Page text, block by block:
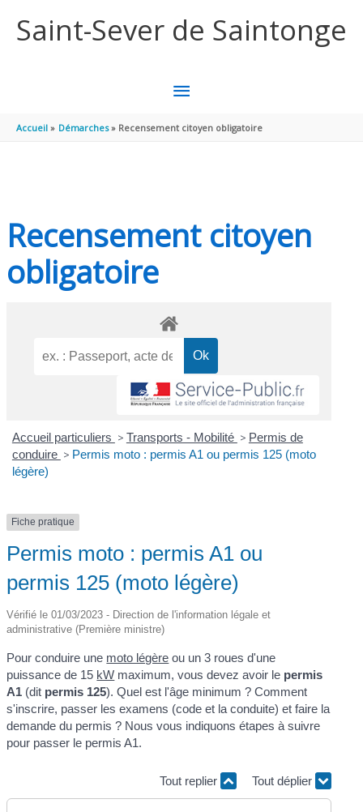
Saint-Sever de Saintonge
MENU
PRINCIPAL
Accueil Démarches Recensement citoyen obligatoire
Recensement citoyen
obligatoire
Accueil particuliers > Transports - Mobilité > Permis de
conduire > Permis moto : permis A1 ou permis 125 (moto
légère)
Fiche pratique
Permis moto : permis A1 ou
permis 125 (moto légère)
Vérifié le 01/03/2023 - Direction de l'information légale et
administrative (Première ministre)
Pour conduire une moto légère ou un 3 roues d'une
puissance de 15 kW maximum, vous devez avoir le permis
A1 (dit permis 125). Quel est l'âge minimum ? Comment
s'inscrire, passer les examens (code et la conduite) et faire la
demande du permis ? Nous vous indiquons étapes à suivre
pour passer le permis A1.
Tout replier Tout déplier